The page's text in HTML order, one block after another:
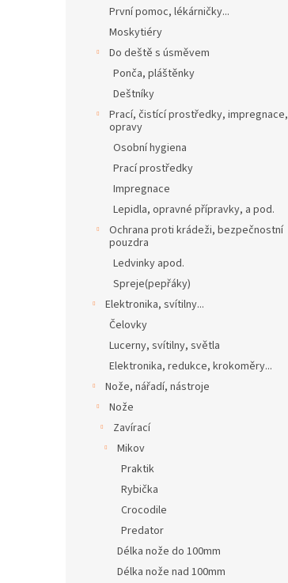
První pomoc, lékárničky...
Moskytiéry
Do deště s úsměvem
Ponča, pláštěnky
Deštníky
Prací, čistící prostředky, impregnace,
opravy
Osobní hygiena
Prací prostředky
Impregnace
Lepidla, opravné přípravky, a pod.
Ochrana proti krádeži, bezpečnostní
pouzdra
Ledvinky apod.
Spreje(pepřáky)
Elektronika, svítilny...
Čelovky
Lucerny, svítilny, světla
Elektronika, redukce, krokoměry...
Nože, nářadí, nástroje
Nože
Zavírací
Mikov
Praktik
Rybička
Crocodile
Predator
Délka nože do 100mm
Délka nože nad 100mm